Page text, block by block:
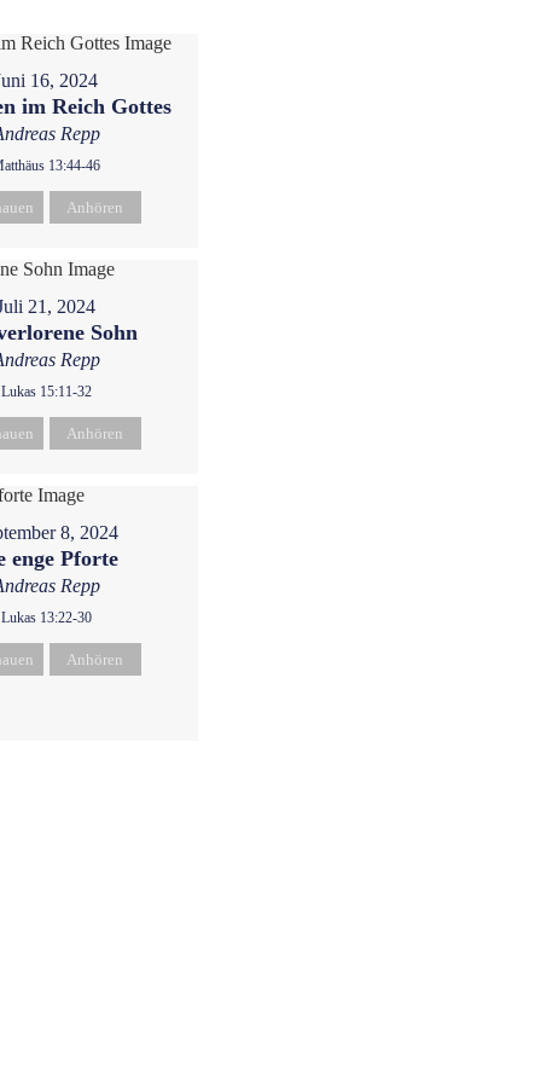
16, 2024
im Reich Gottes
Repp
13:44-46
Anhören
21, 2024
Sohn
Repp
Lukas 15:11-32
Anhören
8, 2024
enge Pforte
Repp
Lukas 13:22-30
Anhören